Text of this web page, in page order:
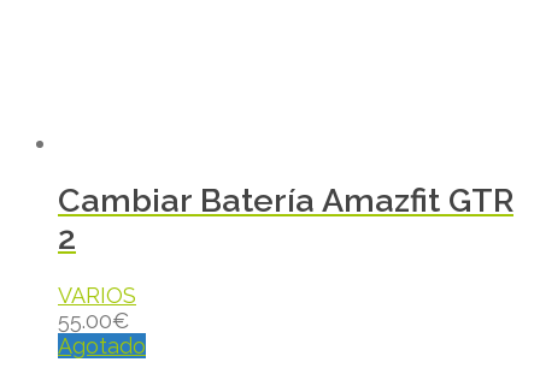
Cambiar Batería Amazfit GTR
2
VARIOS
55.00€
Agotado